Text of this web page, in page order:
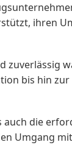
ihren
zuverlässig
bis hin
auch die
Umgang